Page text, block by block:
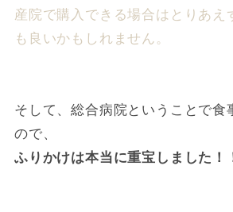
産院で購入できる場合はとりあえ
も良いかもしれません。
そして、総合病院ということで食
ので、
ふりかけは本当に重宝しました！